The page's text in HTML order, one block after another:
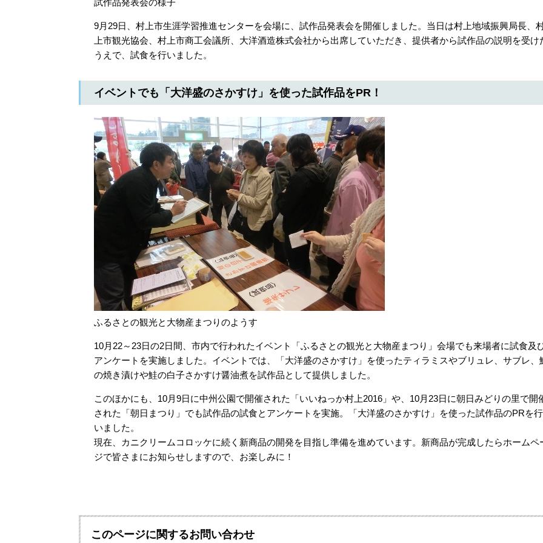
試作品発表会の様子
9月29日、村上市生涯学習推進センターを会場に、試作品発表会を開催しました。当日は村上地域振興局長、
上市観光協会、村上市商工会議所、大洋酒造株式会社から出席していただき、提供者から試作品の説明を受け
うえで、試食を行いました。
イベントでも「大洋盛のさかすけ」を使った試作品をPR！
ふるさとの観光と大物産まつりのようす
10月22～23日の2日間、市内で行われたイベント「ふるさとの観光と大物産まつり」会場でも来場者に試食及
アンケートを実施しました。イベントでは、「大洋盛のさかすけ」を使ったティラミスやブリュレ、サブレ、
の焼き漬けや鮭の白子さかすけ醤油煮を試作品として提供しました。
このほかにも、10月9日に中州公園で開催された「いいねっか村上2016」や、10月23日に朝日みどりの里で開
された「朝日まつり」でも試作品の試食とアンケートを実施。「大洋盛のさかすけ」を使った試作品のPRを行
いました。
現在、カニクリームコロッケに続く新商品の開発を目指し準備を進めています。新商品が完成したらホームペ
ジで皆さまにお知らせしますので、お楽しみに！
このページに関するお問い合わせ